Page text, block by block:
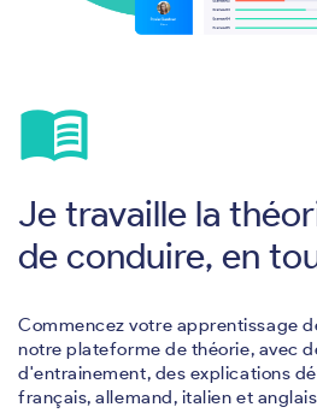
menu_book
Je travaille la
de conduire, en
Commencez votre apprentissage
notre plateforme de théorie, avec
d'entrainement, des explications
français, allemand, italien et